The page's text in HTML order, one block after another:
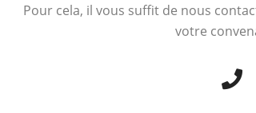
Pour cela, il vous suffit de nous
votre